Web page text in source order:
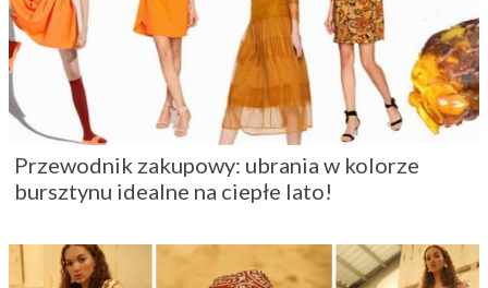
Przewodnik zakupowy: ubrania w kolorze
bursztynu idealne na ciepłe lato!